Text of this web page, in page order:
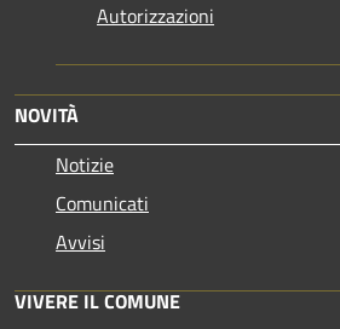
Autorizzazioni
NOVITÀ
Notizie
Comunicati
Avvisi
VIVERE IL COMUNE